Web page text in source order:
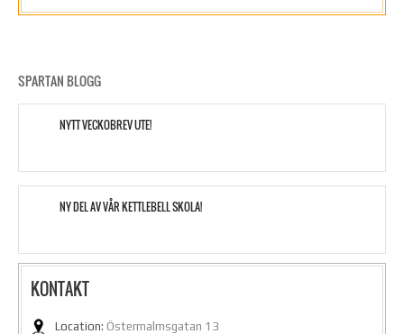
SPARTAN BLOGG
NYTT VECKOBREV UTE!
NY DEL AV VÅR KETTLEBELL SKOLA!
KONTAKT
Location: Östermalmsgatan 13